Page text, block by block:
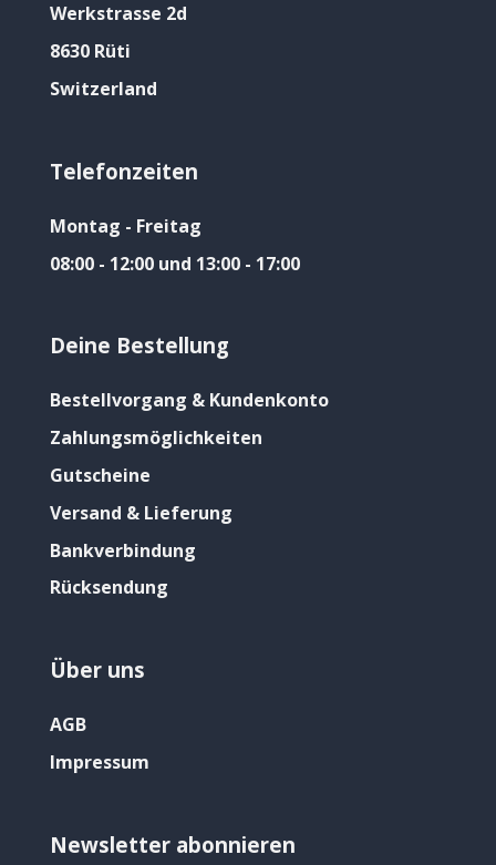
Werkstrasse 2d
8630 Rüti
Switzerland
Telefonzeiten
Montag - Freitag
08:00 - 12:00 und 13:00 - 17:00
Deine Bestellung
Bestellvorgang & Kundenkonto
Zahlungsmöglichkeiten
Gutscheine
Versand & Lieferung
Bankverbindung
Rücksendung
Über uns
AGB
Impressum
Newsletter abonnieren